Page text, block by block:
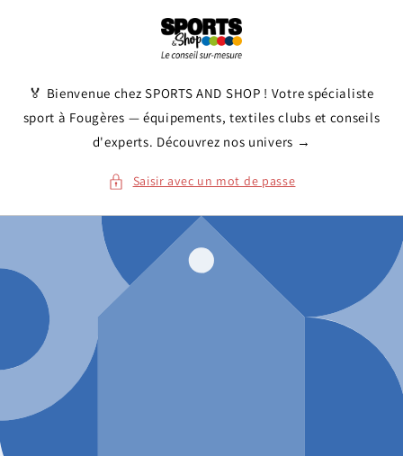
🏅 Bienvenue chez SPORTS AND SHOP ! Votre spécialiste
sport à Fougères — équipements, textiles clubs et conseils
d'experts. Découvrez nos univers →
Saisir avec un mot de passe